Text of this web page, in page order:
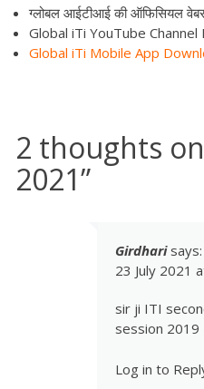
ग्लोबल आईटीआई की ऑफिसियल
Global iTi YouTube Channel
Global iTi Mobile App
2 thoughts
2021”
Girdhari says:
23 July 2021
sir ji ITI
session 2019
Log in to